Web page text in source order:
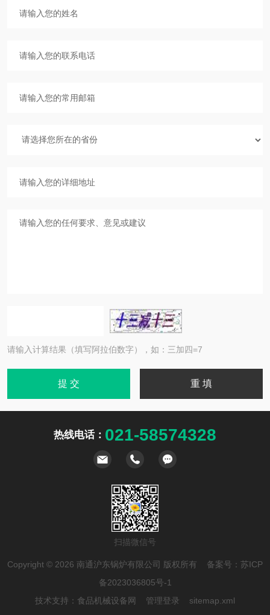
请输入计算结果（填写阿拉伯数字），如：三加四=7
热线电话： 021-58574328
扫描微信号
Copyright © 2026 南通沪东锅炉有限公司 版权所有 备案号： 苏ICP
备2023036805号-1
技术支持： 食品机械设备网 管理登录 sitemap.xml